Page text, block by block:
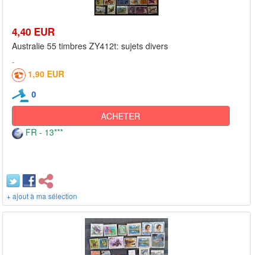
4,40 EUR
Australie 55 timbres ZY412t: sujets divers
1,90 EUR
0
ACHETER
FR - 13***
+ ajout à ma sélection